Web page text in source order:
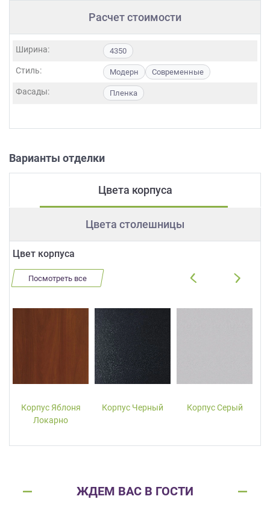
Расчет стоимости
Ширина: 4350
Стиль: Модерн Современные
Фасады: Пленка
Варианты отделки
Цвета корпуса
Цвета столешницы
Цвет корпуса
Посмотреть все
Корпус Яблоня
Локарно
Корпус Черный Корпус Серый
ЖДЕМ ВАС В ГОСТИ